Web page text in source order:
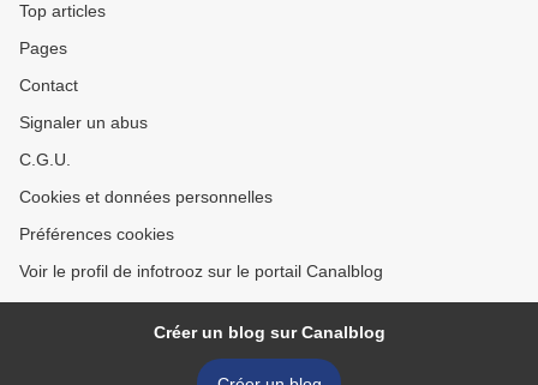
Top articles
Pages
Contact
Signaler un abus
C.G.U.
Cookies et données personnelles
Préférences cookies
Voir le profil de infotrooz sur le portail Canalblog
Créer un blog sur Canalblog